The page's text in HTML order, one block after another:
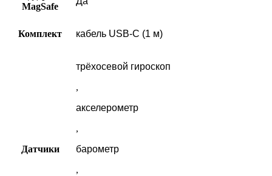
MagSafe
Комплект кабель USB-С (1 м)
Датчики
трёхосевой гироскоп
,
акселерометр
,
барометр
,